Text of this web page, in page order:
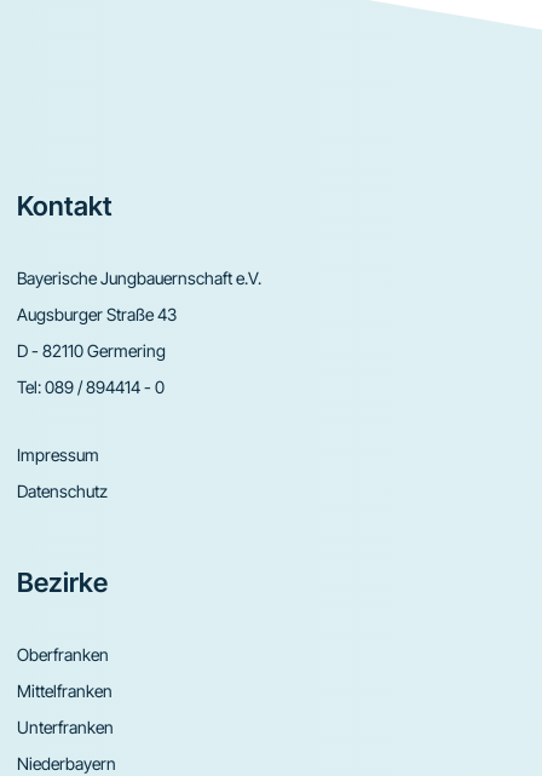
Footer
Kontakt
Bayerische Jungbauernschaft e.V.
Augsburger Straße 43
D - 82110 Germering
Tel:089 / 894414 - 0
Impressum
Datenschutz
Bezirke
Oberfranken
Mittelfranken
Unterfranken
Niederbayern